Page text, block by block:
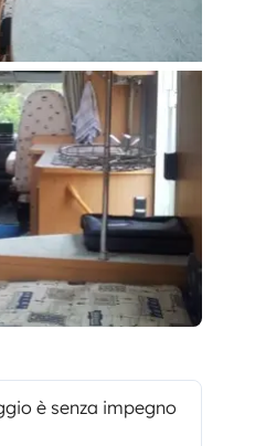
è senza impegno